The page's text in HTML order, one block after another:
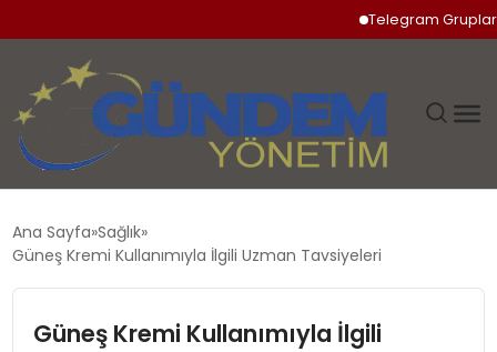
Telegram Grupları
DÜNYA
Ana Sayfa Sağlık
Güneş Kremi Kullanımıyla İlgili Uzman Tavsiyeleri
Güneş Kremi Kullanımıyla İlgili